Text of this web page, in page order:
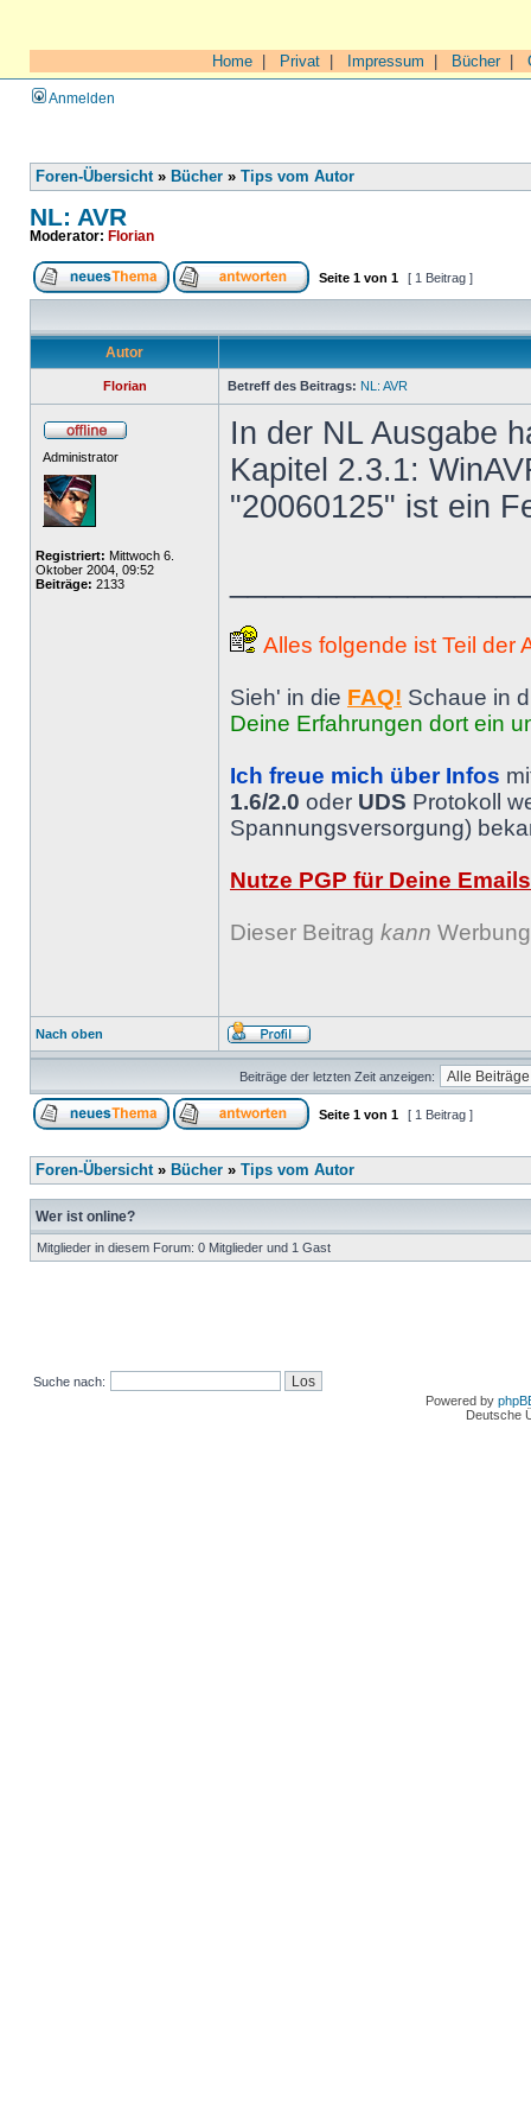
Home Privat Impressum Bücher|
Anmelden
Foren-Übersicht» Bücher » Tips vom Autor
NL: AVR
Moderator: Florian
Seite 1 von 1 [ 1 Beitrag ]
Autor
Florian Betreff des Beitrags: NL: AVR
Administrator
Registriert: Mittwoch 6.
Oktober 2004, 09:52
Beiträge: 2133
In der NL Ausgabe
Kapitel 2.3.1:
"20060125" ist ein
Alles folgende ist Teil der
Sieh' in die FAQ! Schaue in
Deine Erfahrungen dort ein
Ich freue mich über Infos
1.6/2.0 oder UDS Protokoll
Spannungsversorgung)
Nutze PGP für Deine
Dieser Beitrag kann
Nach oben
Beiträge der letzten Zeit anzeigen:
Seite 1 von 1 [ 1 Beitrag ]
Foren-Übersicht» Bücher » Tips vom Autor
Wer ist online?
Mitglieder in diesem Forum: 0 Mitglieder und 1 Gast
Suche nach:
Powered by
Deutsche